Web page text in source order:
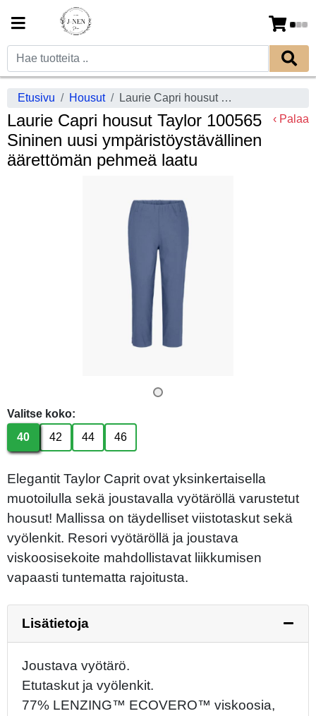
Etusivu Housut Laurie Capri housut Taylor 100565 Sininen uusi ympäristöystävällinen äärettömän pehmeä laatu
Laurie Capri housut Taylor 100565
Sininen uusi ympäristöystävällinen
äärettömän pehmeä laatu
‹ Palaa
Valitse koko:
40
42 44 46
Elegantit Taylor Caprit ovat yksinkertaisella
muotoilulla sekä joustavalla vyötäröllä varustetut
housut! Mallissa on täydelliset viistotaskut sekä
vyölenkit. Resori vyötäröllä ja joustava
viskoosisekoite mahdollistavat liikkumisen
vapaasti tuntematta rajoitusta.
Lisätietoja
Joustava vyötärö.
Etutaskut ja vyölenkit.
77% LENZING™ ECOVERO™ viskoosia,